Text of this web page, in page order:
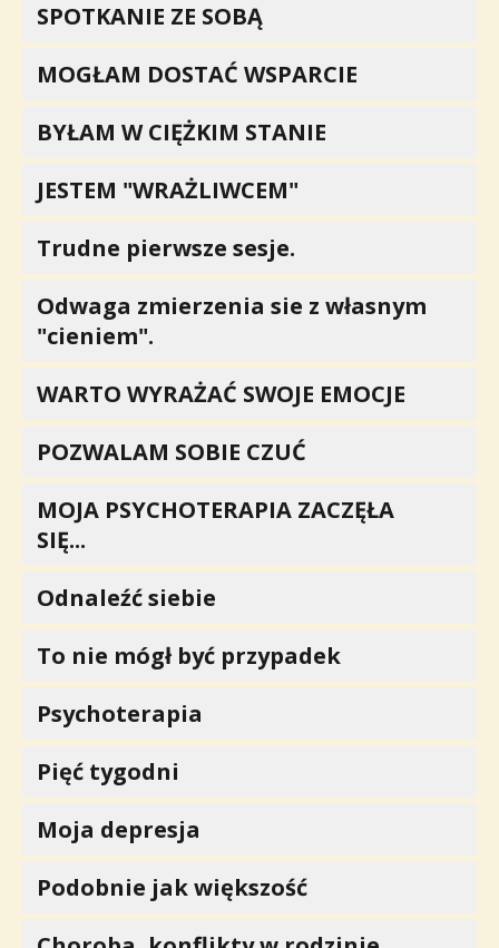
SPOTKANIE ZE SOBĄ
MOGŁAM DOSTAĆ WSPARCIE
BYŁAM W CIĘŻKIM STANIE
JESTEM "WRAŻLIWCEM"
Trudne pierwsze sesje.
Odwaga zmierzenia sie z własnym
"cieniem".
WARTO WYRAŻAĆ SWOJE EMOCJE
POZWALAM SOBIE CZUĆ
MOJA PSYCHOTERAPIA ZACZĘŁA
SIĘ...
Odnaleźć siebie
To nie mógł być przypadek
Psychoterapia
Pięć tygodni
Moja depresja
Podobnie jak większość